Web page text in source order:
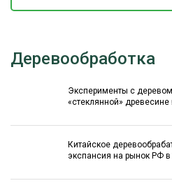
Деревообработка
Эксперименты с
«стеклянной»
Китайское
экспансия на рынок РФ в